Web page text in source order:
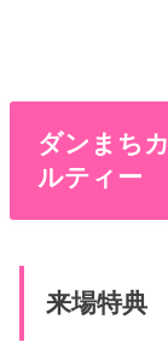
ダンまち
ルティー
来場特典